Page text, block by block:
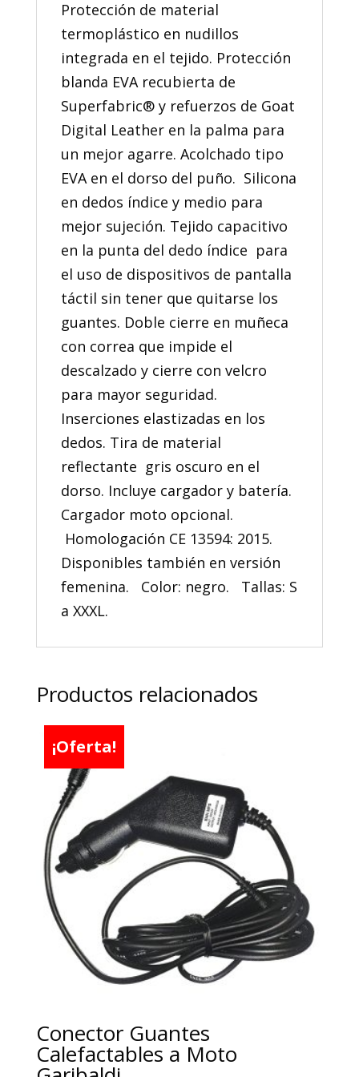
Protección de material
termoplástico en nudillos
integrada en el tejido. Protección
blanda EVA recubierta de
Superfabric® y refuerzos de Goat
Digital Leather en la palma para
un mejor agarre. Acolchado tipo
EVA en el dorso del puño. Silicona
en dedos índice y medio para
mejor sujeción. Tejido capacitivo
en la punta del dedo índice para
el uso de dispositivos de pantalla
táctil sin tener que quitarse los
guantes. Doble cierre en muñeca
con correa que impide el
descalzado y cierre con velcro
para mayor seguridad.
Inserciones elastizadas en los
dedos. Tira de material
reflectante gris oscuro en el
dorso. Incluye cargador y batería.
Cargador moto opcional.
Homologación CE 13594: 2015.
Disponibles también en versión
femenina. Color: negro. Tallas: S
a XXXL.
Productos relacionados
¡Oferta!
Conector Guantes
Calefactables a Moto